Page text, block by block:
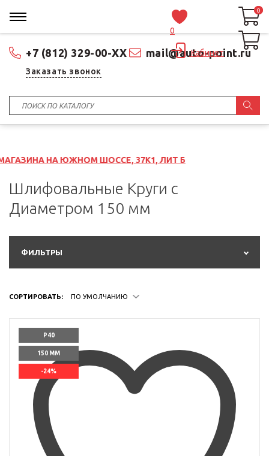
+7 (812) 329-00-XX mail@auto-point.ru
Заказать звонок
0
Кабинет
0
0
ШОССЕ, 37К1, ЛИТ Б
Шлифовальные Круги с
Диаметром 150 мм
ФИЛЬТРЫ
СОРТИРОВАТЬ: ПО УМОЛЧАНИЮ
P40
150 ММ
-24%